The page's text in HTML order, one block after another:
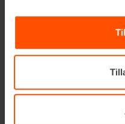
Valseholmen 14
DK-2650 Hvidovre
E-mail:info@renta.dk
CVR-nummer: